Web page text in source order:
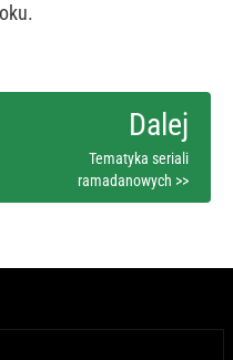
Tematyka seriali
ramadanowych >>